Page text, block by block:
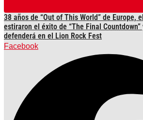
38 años de “Out of This World” de Europe,
estiraron el éxito de “The Final
defenderá en el Lion Rock Fest
Facebook